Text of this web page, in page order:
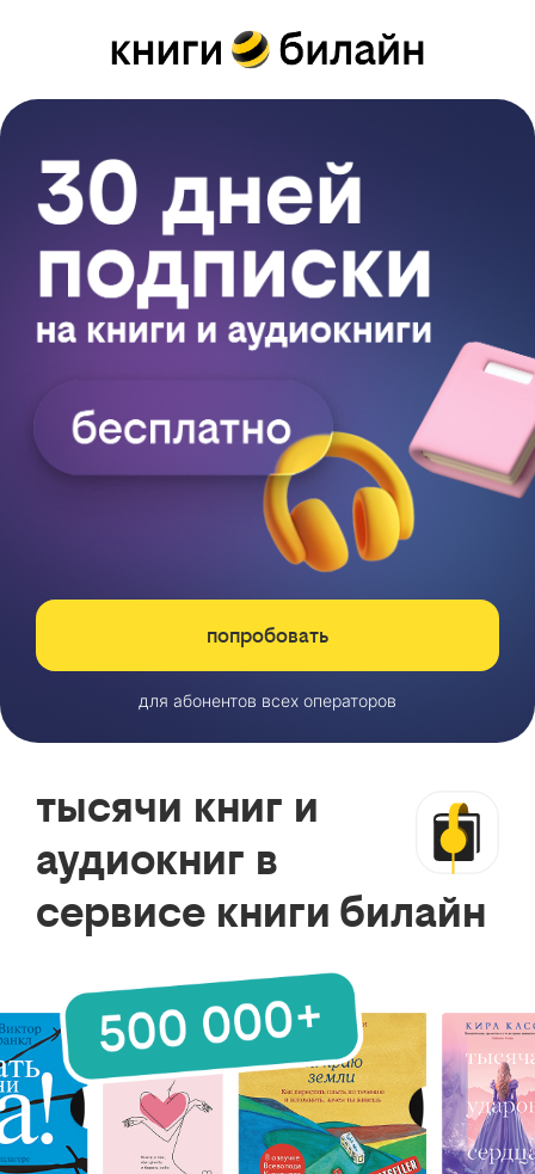
попробовать
для абонентов всех операторов
тысячи книг и
аудиокниг в
сервисе книги билайн